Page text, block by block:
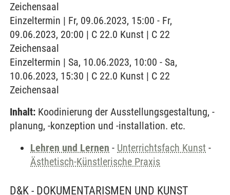
Zeichensaal
Einzeltermin | Fr, 09.06.2023, 15:00 - Fr,
09.06.2023, 20:00 | C 22.0 Kunst | C 22
Zeichensaal
Einzeltermin | Sa, 10.06.2023, 10:00 - Sa,
10.06.2023, 15:30 | C 22.0 Kunst | C 22
Zeichensaal
Inhalt: Koodinierung der Ausstellungsgestaltung, -
planung, -konzeption und -installation. etc.
Lehren und Lernen - Unterrichtsfach Kunst -
Ästhetisch-Künstlerische Praxis
D&K - DOKUMENTARISMEN UND KUNST